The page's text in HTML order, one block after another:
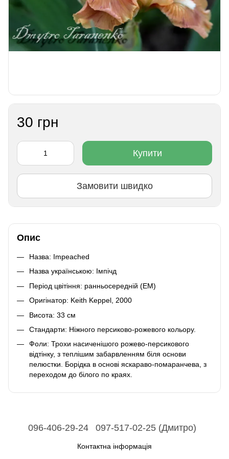
30 грн
Купити
Замовити швидко
Опис
Назва: Impeached
Назва українською: Імпічд
Період цвітіння: ранньосередній (ЕM)
Оригінатор: Keith Keppel, 2000
Висота: 33 см
Стандарти: Ніжного персиково-рожевого кольору.
Фоли: Трохи насиченішого рожево-персикового
відтінку, з теплішим забарвленням біля основи
пелюстки. Борідка в основі яскараво-помаранчева, з
переходом до білого по краях.
096-406-29-24 097-517-02-25 (Дмитро)
Контактна інформація